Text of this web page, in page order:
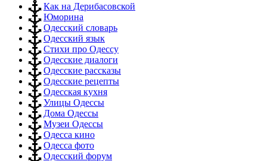
Как на Дерибасовской
Юморина
Одесский словарь
Одесский язык
Стихи про Одессу
Одесские диалоги
Одесские рассказы
Одесские рецепты
Одесская кухня
Улицы Одессы
Дома Одессы
Музеи Одессы
Одесса кино
Одесса фото
Одесский форум